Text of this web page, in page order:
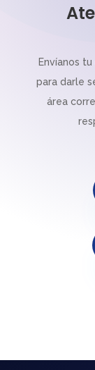
Envíanos
para darle
área